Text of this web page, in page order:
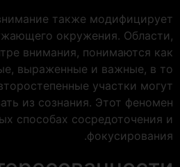
также модифицирует
окружения. Области,
внимания, понимаются как
выраженные и важные, в то
участки могут
из сознания. Этот феномен
способах сосредоточения и
фокусирования.